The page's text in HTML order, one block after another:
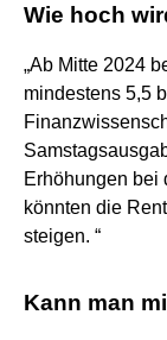
Wie hoch
„Ab Mitte 2024
mindestens 5,5
Erhöhungen bei
könnten die
steigen. “
Kann man